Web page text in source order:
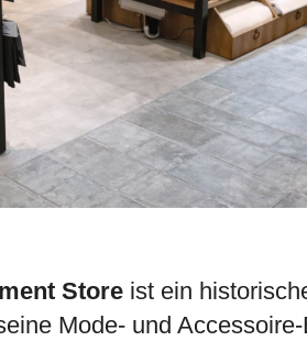
Storeist ein
Mode- und